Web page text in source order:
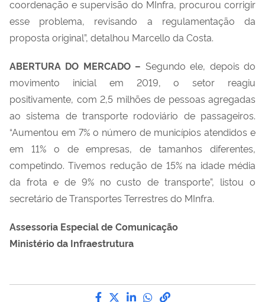
coordenação e supervisão do MInfra, procurou corrigir
esse problema, revisando a regulamentação da
proposta original”, detalhou Marcello da Costa.
ABERTURA DO MERCADO – Segundo ele, depois do
movimento inicial em 2019, o setor reagiu
positivamente, com 2,5 milhões de pessoas agregadas
ao sistema de transporte rodoviário de passageiros.
“Aumentou em 7% o número de municípios atendidos e
em 11% o de empresas, de tamanhos diferentes,
competindo. Tivemos redução de 15% na idade média
da frota e de 9% no custo de transporte”, listou o
secretário de Transportes Terrestres do MInfra.
Assessoria Especial de Comunicação
Ministério da Infraestrutura
Compartilhe por Facebook
Compartilhe por Twitter
Compartilhe por
Compartilhe por
link para Copiar